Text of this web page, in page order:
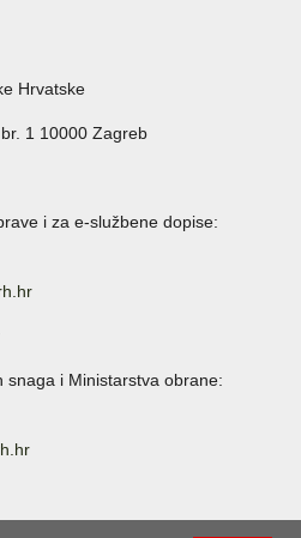
Hrvatske
1 10000 Zagreb
i za e-službene dopise:
i Ministarstva obrane: